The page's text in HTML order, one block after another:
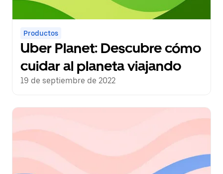
Productos
Uber Planet: Descubre cómo
cuidar al planeta viajando
19 de septiembre de 2022